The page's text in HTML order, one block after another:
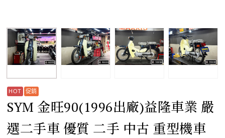
SYM 金旺90(1996出廠)益隆車業 嚴
選二手車 優質 二手 中古 重型機車